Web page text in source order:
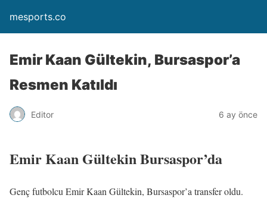
mesports.co
Emir Kaan Gültekin, Bursaspor’a
Resmen Katıldı
Editor 6 ay önce
Emir Kaan Gültekin Bursaspor’da
Genç futbolcu Emir Kaan Gültekin, Bursaspor’a transfer oldu.